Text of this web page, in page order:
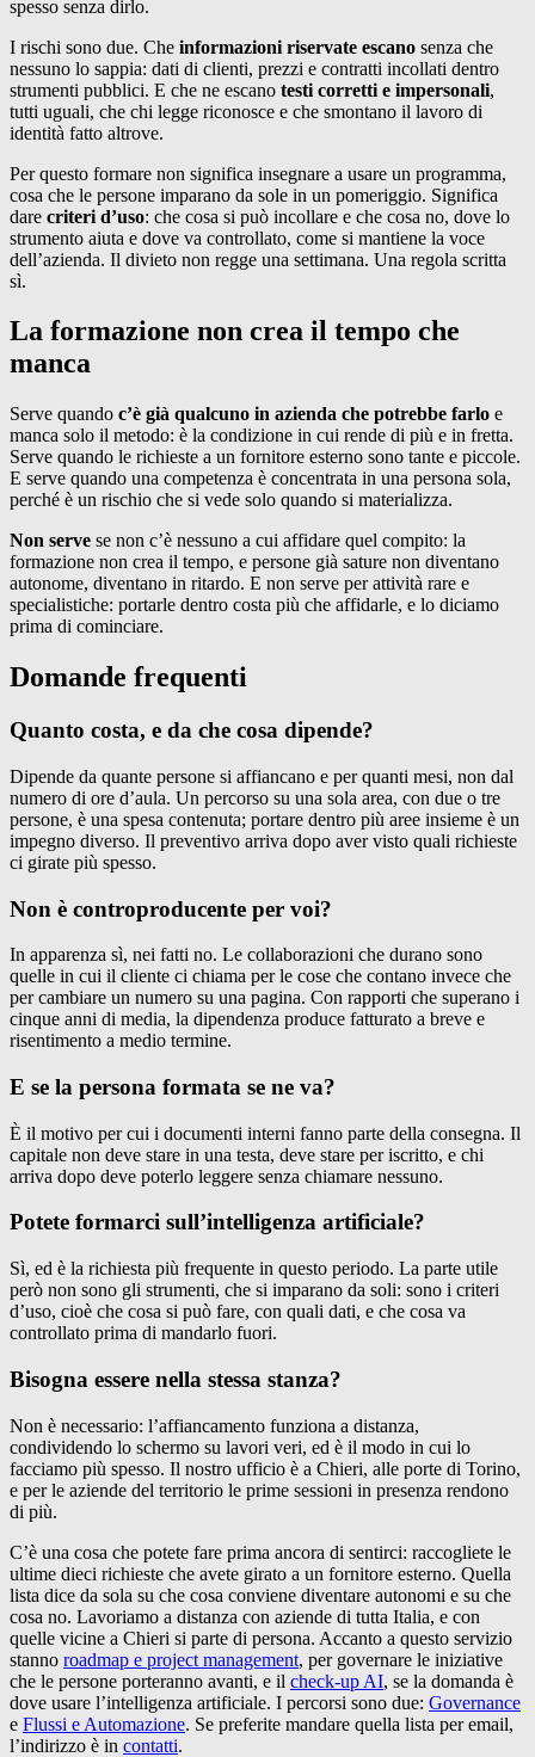
spesso senza dirlo.
I rischi sono due. Che informazioni riservate escano senza che
nessuno lo sappia: dati di clienti, prezzi e contratti incollati dentro
strumenti pubblici. E che ne escano testi corretti e impersonali,
tutti uguali, che chi legge riconosce e che smontano il lavoro di
identità fatto altrove.
Per questo formare non significa insegnare a usare un programma,
cosa che le persone imparano da sole in un pomeriggio. Significa
dare criteri d’uso: che cosa si può incollare e che cosa no, dove lo
strumento aiuta e dove va controllato, come si mantiene la voce
dell’azienda. Il divieto non regge una settimana. Una regola scritta
sì.
La formazione non crea il tempo che
manca
Serve quando c’è già qualcuno in azienda che potrebbe farlo e
manca solo il metodo: è la condizione in cui rende di più e in fretta.
Serve quando le richieste a un fornitore esterno sono tante e piccole.
E serve quando una competenza è concentrata in una persona sola,
perché è un rischio che si vede solo quando si materializza.
Non serve se non c’è nessuno a cui affidare quel compito: la
formazione non crea il tempo, e persone già sature non diventano
autonome, diventano in ritardo. E non serve per attività rare e
specialistiche: portarle dentro costa più che affidarle, e lo diciamo
prima di cominciare.
Domande frequenti
Quanto costa, e da che cosa dipende?
Dipende da quante persone si affiancano e per quanti mesi, non dal
numero di ore d’aula. Un percorso su una sola area, con due o tre
persone, è una spesa contenuta; portare dentro più aree insieme è un
impegno diverso. Il preventivo arriva dopo aver visto quali richieste
ci girate più spesso.
Non è controproducente per voi?
In apparenza sì, nei fatti no. Le collaborazioni che durano sono
quelle in cui il cliente ci chiama per le cose che contano invece che
per cambiare un numero su una pagina. Con rapporti che superano i
cinque anni di media, la dipendenza produce fatturato a breve e
risentimento a medio termine.
E se la persona formata se ne va?
È il motivo per cui i documenti interni fanno parte della consegna. Il
capitale non deve stare in una testa, deve stare per iscritto, e chi
arriva dopo deve poterlo leggere senza chiamare nessuno.
Potete formarci sull’intelligenza artificiale?
Sì, ed è la richiesta più frequente in questo periodo. La parte utile
però non sono gli strumenti, che si imparano da soli: sono i criteri
d’uso, cioè che cosa si può fare, con quali dati, e che cosa va
controllato prima di mandarlo fuori.
Bisogna essere nella stessa stanza?
Non è necessario: l’affiancamento funziona a distanza,
condividendo lo schermo su lavori veri, ed è il modo in cui lo
facciamo più spesso. Il nostro ufficio è a Chieri, alle porte di Torino,
e per le aziende del territorio le prime sessioni in presenza rendono
di più.
C’è una cosa che potete fare prima ancora di sentirci: raccogliete le
ultime dieci richieste che avete girato a un fornitore esterno. Quella
lista dice da sola su che cosa conviene diventare autonomi e su che
cosa no. Lavoriamo a distanza con aziende di tutta Italia, e con
quelle vicine a Chieri si parte di persona. Accanto a questo servizio
stanno roadmap e project management, per governare le iniziative
che le persone porteranno avanti, e il check-up AI, se la domanda è
dove usare l’intelligenza artificiale. I percorsi sono due: Governance
e Flussi e Automazione. Se preferite mandare quella lista per email,
l’indirizzo è in contatti.